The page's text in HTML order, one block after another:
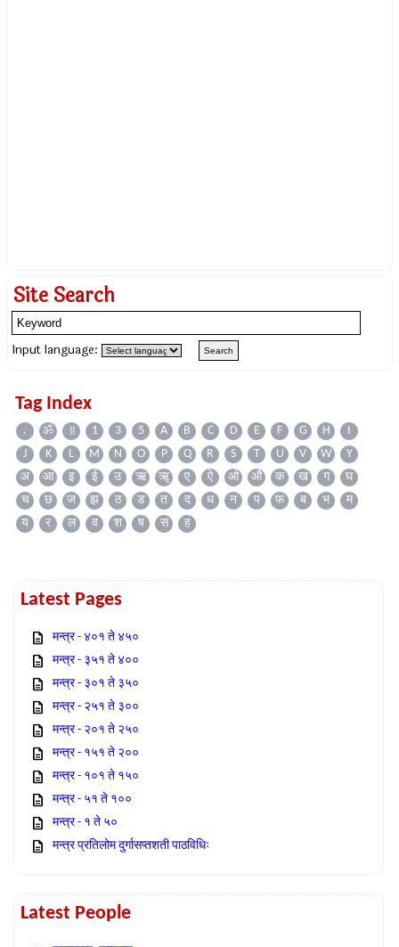
Site Search
Input language:
Tag Index
. ॐ ॥ 1 3 5 A B C D E F G H
I
J
K L M N O P Q R S T U V W
Y
अ
आ इ ई उ ऋ ॠ ए ऐ ओ औ क ख ग
घ
च
छ ज झ ठ ड त द ध न प फ ब भ
म
य
र ल व श ष स ह
Latest Pages
मन्त्र - ४०१ ते ४५०
मन्त्र - ३५१ ते ४००
मन्त्र - ३०१ ते ३५०
मन्त्र - २५१ ते ३००
मन्त्र - २०१ ते २५०
मन्त्र - १५१ ते २००
मन्त्र - १०१ ते १५०
मन्त्र - ५१ ते १००
मन्त्र - १ ते ५०
मन्त्र प्रतिलोम दुर्गासप्तशती पाठविधिः
Latest People